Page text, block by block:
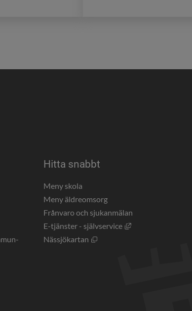
Hitta snabbt
Meny skola
Meny äldreomsorg
Frånvaro och sjukanmälan
E-tjänster - självservice
Länk till annan
Nässjökartan